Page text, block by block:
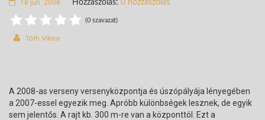
18 jún. 2008 Hozzászólás: 0 hozzászólás
(0 szavazat)
Tóth Viktor
A 2008-as verseny versenyközpontja és úszópályája lényegében
a 2007-essel egyezik meg. Apróbb különbségek lesznek, de egyik
sem jelentős. A rajt kb. 300 m-re van a központtól. Ezt a